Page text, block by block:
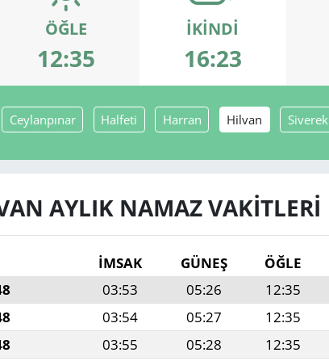
ÖĞLE
12:35
İKINDI
16:23
Ceylanpınar Halfeti Harran Hilvan Siverek
AYLIK NAMAZ VAKITLERI
İMSAK GÜNEŞ ÖĞLE
03:53 05:26 12:35
03:54 05:27 12:35
03:55 05:28 12:35